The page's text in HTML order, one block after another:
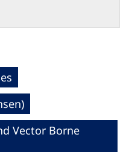
Vector Borne